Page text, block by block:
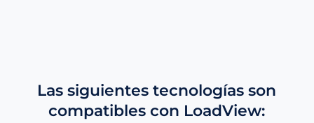
Las siguientes tecnologías son
compatibles con LoadView: